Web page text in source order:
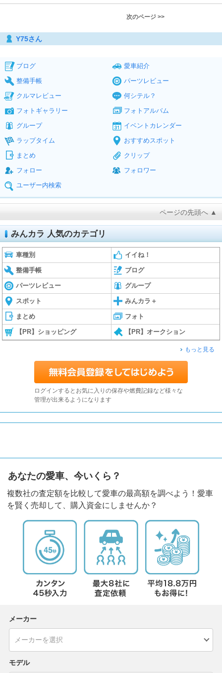
次のページ >>
Y75さん
ブログ
愛車紹介
整備手帳
パーツレビュー
クルマレビュー
何シテル？
フォトギャラリー
フォトアルバム
グループ
イベントカレンダー
ラップタイム
おすすめスポット
まとめ
クリップ
フォロー
フォロワー
ユーザー内検索
ページの先頭へ ▲
みんカラ 人気のカテゴリ
車種別 イイね！
整備手帳 ブログ
パーツレビュー グループ
スポット みんカラ＋
まとめ フォト
【PR】ショッピング 【PR】オークション
もっと見る
ログインするとお気に入りの保存や燃費記録など様々な
管理が出来るようになります
あなたの愛車、今いくら？
複数社の査定額を比較して愛車の最高額を調べよう！愛車
を賢く売却して、購入資金にしませんか？
メーカー
モデル